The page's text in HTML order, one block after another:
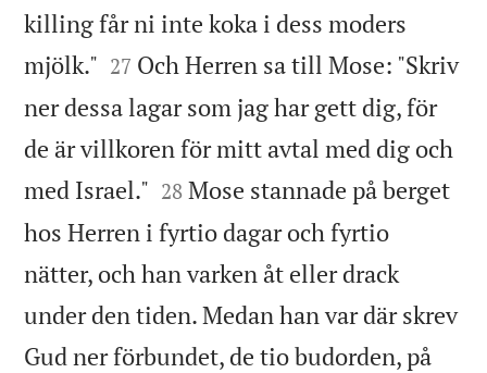
killing får ni inte koka i dess moders
mjölk." 

27 Och Herren sa till Mose: "Skriv
ner dessa lagar som jag har gett dig, för
de är villkoren för mitt avtal med dig och
med Israel." 

28 Mose stannade på berget
hos Herren i fyrtio dagar och fyrtio
nätter, och han varken åt eller drack
under den tiden. Medan han var där skrev
Gud ner förbundet, de tio budorden, på